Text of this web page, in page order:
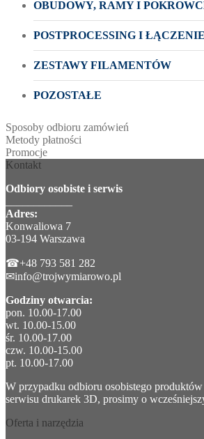
OBUDOWY, RAMY I
POSTPROCESSING I
ZESTAWY FILAMENTÓW
POZOSTAŁE
Sposoby odbioru zamówień
Metody płatności
Promocje
Kontakt
Odbiory osobiste i serwis
Adres:
Konwaliowa 7
03-194 Warszawa
☎+48 793 581 282
✉info@trojwymiarowo.pl
Godziny otwarcia:
pon. 10.00-17.00
wt. 10.00-15.00
śr. 10.00-17.00
czw. 10.00-15.00
pt. 10.00-17.00
W przypadku odbioru osobistego
serwisu drukarek 3D, prosimy o
Oferta i narzędzia